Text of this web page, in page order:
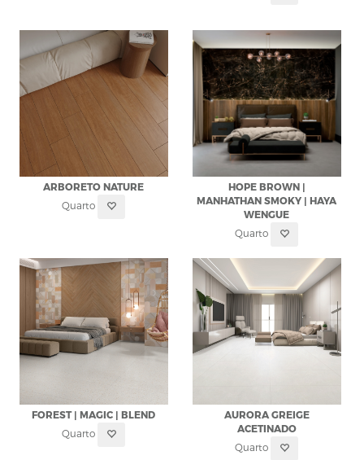
ARBORETO NATURE
Quarto
HOPE BROWN |
MANHATHAN SMOKY | HAYA
WENGUE
Quarto
FOREST | MAGIC | BLEND
Quarto
AURORA GREIGE
ACETINADO
Quarto